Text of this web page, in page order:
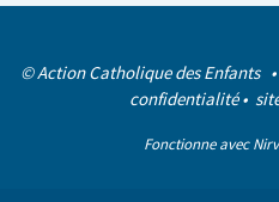
© Action Catholique des Enfants •
confidentialité•
Fonctionne avec